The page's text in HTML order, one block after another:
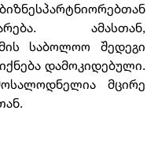
ამასთან,
საბოლოო შედეგი
დამოკიდებული.
მცირე